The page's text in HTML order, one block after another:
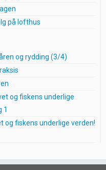
på lofthus
og rydding (3/4)
og fiskens underlige
1
og fiskens underlige verden!